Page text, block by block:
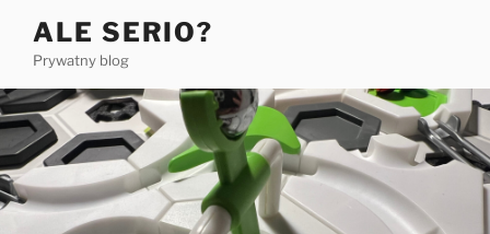
treści
ALE SERIO?
Prywatny blog